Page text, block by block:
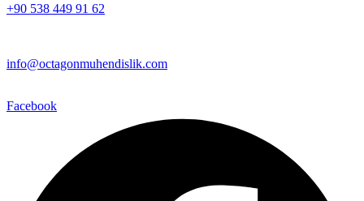
+90 538 449 91 62
info@octagonmuhendislik.com
Facebook